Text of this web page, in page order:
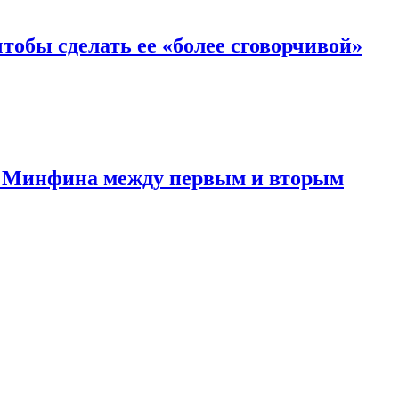
сделать ее «более сговорчивой»
Минфина между первым и вторым